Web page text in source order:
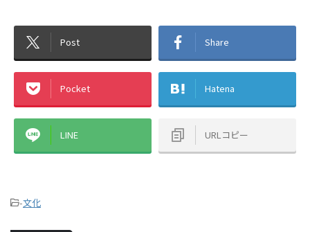
Post Share
Pocket Hatena
LINE URLコピー
-文化